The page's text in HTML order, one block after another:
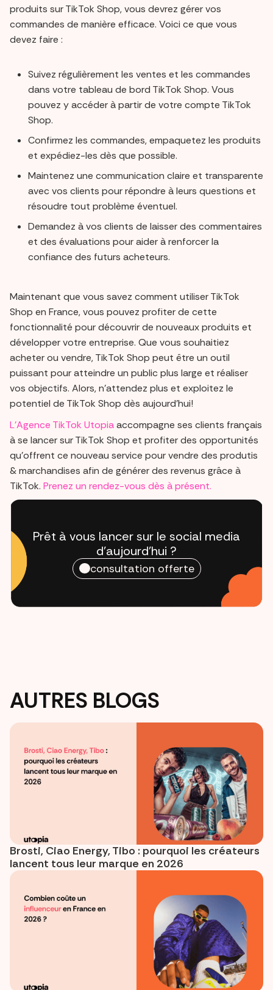
produits sur TikTok Shop, vous devrez gérer vos
commandes de manière efficace. Voici ce que vous
devez faire :
Suivez régulièrement les ventes et les commandes
dans votre tableau de bord TikTok Shop. Vous
pouvez y accéder à partir de votre compte TikTok
Shop.
Confirmez les commandes, empaquetez les produits
et expédiez-les dès que possible.
Maintenez une communication claire et transparente
avec vos clients pour répondre à leurs questions et
résoudre tout problème éventuel.
Demandez à vos clients de laisser des commentaires
et des évaluations pour aider à renforcer la
confiance des futurs acheteurs.
Maintenant que vous savez comment utiliser TikTok
Shop en France, vous pouvez profiter de cette
fonctionnalité pour découvrir de nouveaux produits et
développer votre entreprise. Que vous souhaitiez
acheter ou vendre, TikTok Shop peut être un outil
puissant pour atteindre un public plus large et réaliser
vos objectifs. Alors, n'attendez plus et exploitez le
potentiel de TikTok Shop dès aujourd'hui!
L'Agence TikTok Utopiaaccompagne ses clients français
à se lancer sur TikTok Shop et profiter des opportunités
qu'offrent ce nouveau service pour vendre des produtis
& marchandises afin de générer des revenus grâce à
TikTok. Prenez un rendez-vous dès à présent.
Prêt à vous lancer sur le social media
d'aujourd'hui ?
consultation offerte
AUTRES BLOGS
Brosti, Ciao Energy, Tibo : pourquoi les créateurs
lancent tous leur marque en 2026